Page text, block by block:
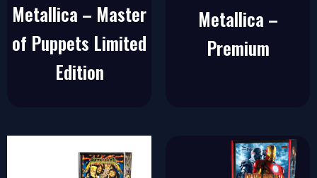
Metallica – Master
of Puppets Limited
Edition
Metallica –
Premium